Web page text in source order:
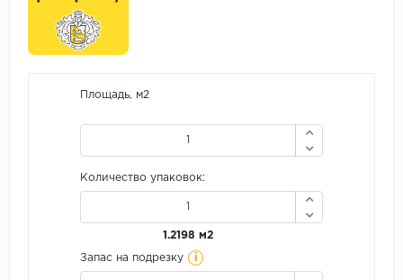
Площадь, м2
Количество упаковок:
1.2198 м2
Запас на подрезку i